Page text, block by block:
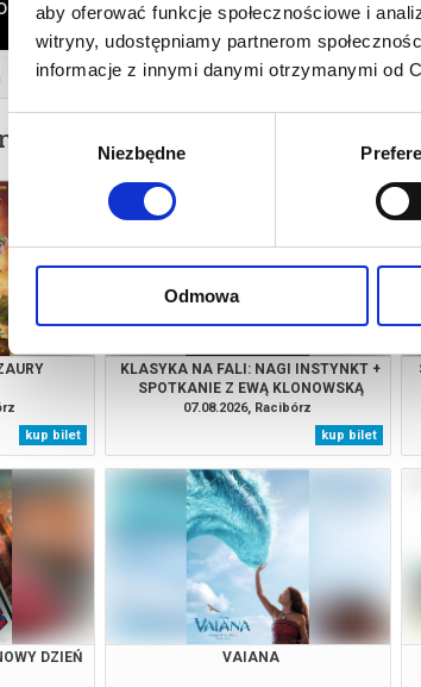
aby oferować funkcje społecznościowe i
witryny, udostępniamy partnerom
informacje z innymi danymi otrzymanymi od
Niezbędne
Odmowa
organizatora
kup bilet
KLASYKA NA FALI: NAGI INSTYNKT +
SPOTKANIE Z EWĄ KLONOWSKĄ
07.08.2026, Racibórz
kup bilet
DZIEŃ
VAIANA